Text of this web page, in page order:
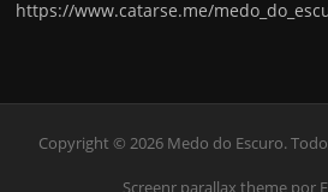
https://www.catarse.me/
Copyright © 2026 Medo do Escuro.
Screenr parallax theme por